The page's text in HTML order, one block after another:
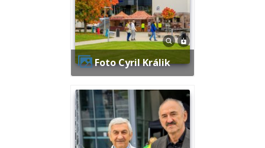
Foto Cyril Králik